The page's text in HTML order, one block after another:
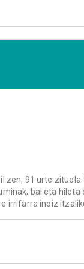
zen, 91 urte
bai eta
irrifarra inoiz